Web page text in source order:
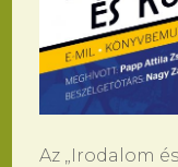
Az „Irodalom